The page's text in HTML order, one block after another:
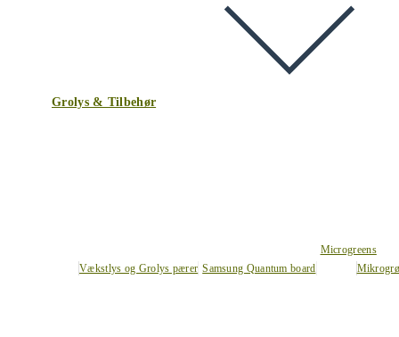
Grolys & Tilbehør
Vækstlys og Grolys pærer Samsung Quantum board
Microgreens